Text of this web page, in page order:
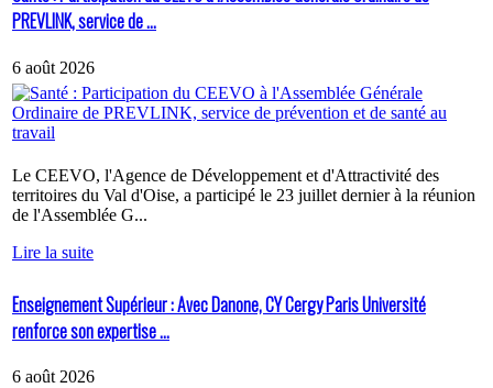
PREVLINK, service de ...
6 août 2026
Le CEEVO, l'Agence de Développement et d'Attractivité des
territoires du Val d'Oise, a participé le 23 juillet dernier à la réunion
de l'Assemblée G...
Lire la suite
Enseignement Supérieur : Avec Danone, CY Cergy Paris Université
renforce son expertise ...
6 août 2026